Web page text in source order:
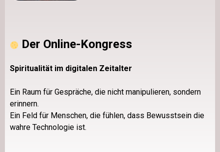
Der Online-Kongress
Spiritualität im digitalen Zeitalter
Ein Raum für Gespräche, die nicht manipulieren, sondern
erinnern.
Ein Feld für Menschen, die fühlen, dass Bewusstsein die
wahre Technologie ist.